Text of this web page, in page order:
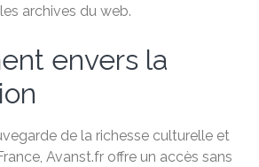
archives du web.
envers la
de la richesse culturelle et
Avanst.fr offre un accès sans